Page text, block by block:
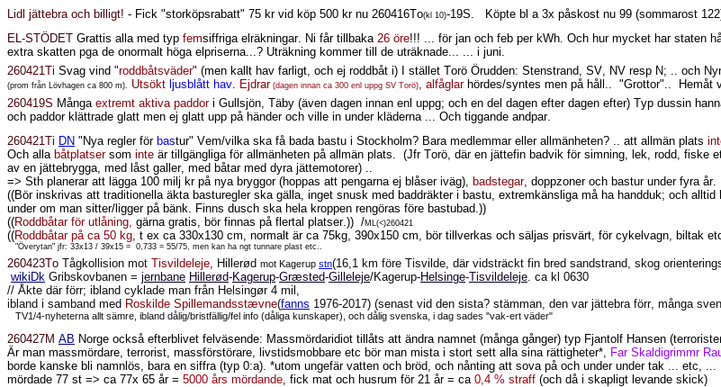
Lidl jättebra och billigt! - Fick "storköpsrabatt" 75 kr vid köp 500 kr nu 260416To(kl 10)-19S. Köpte bl a 3x påskost nu 99 (sommarost
EL-STÖDET Grattis alla med typ femsiffriga elräkningar. Ni får tillbaka 26 öre!!! ... för jan och feb per kWh. Och hur mycket har staten
extra skatten pga de onormalt höga elpriserna...? Uträkning kommer till de uträknade... ... i juni.
260421Ti Svag vind "roddbåtsväder" (men kallt hav farligt, och ej roddbåt i) I stället Torö Örudden: Stenstrand, SV, NV resp N; .. och
(prom från Lövhagen ca 800 m). Utsökt ljusblått hav. Ejdrar(dagen innan ca 300 enl uppg SV Torö), alfåglarhördes/syntes men på håll.. "Grottor"..
Hemåt
260419S Många extremt aktiva paddori Gullsjön, Täby (även dagen innan enl uppg; och en del dagen efter dagen efter) Typ dussin
och paddor klättrade glatt men ej glatt upp på händer och ville in under kläderna ... Och tiggande andpar.
260421Ti DN "Nya regler för bastur" Vem/vilka ska få bada bastu i Stockholm? Bara medlemmar eller allmänheten? .. att allmän plats
Och alla båtplatsersom inte är tillgängliga för allmänheten på allmän plats. (Jfr Torö, där en jättefin badvik för simning, lek, rodd, fiske
av en jättebrygga, med låst galler, med båtar med dyra jättemotorer) ..
=> Sth planerar att lägga 100 milj kr på nya bryggor (hoppas att pengarna ej blåser iväg), badstegar, doppzoner och bastur under fyra år.
((Bör inskrivas att traditionella äkta basturegler ska gälla, inget snusk med baddräkter i bastu, extremkänsliga må ha handduk; och alltid
under om man sitter/ligger på bänk. Finns dusch ska hela kroppen rengöras före bastubad.))
((Roddbåtar för utlåning, gärna gratis, bör finnas på flertal platser.)) /ML(<)260421
((Roddbåtar på ca 50 kg, t ex ca 330x130 cm, normalt är ca 75kg, 390x150 cm, bör tillverkas och säljas prisvärt, för cykelvagn, biltak
"Överytan" jfr: 33x13 / 39x15 = 0,733 = 55/75, men kan ha ngt tunnare plast etc..
260423To Tågkollision mot Tisvildeleje, Hillerød mot Kagerup stn(16,1 km före Tisvilde, där vidsträckt fin bred sandstrand, skog
wikiDk Gribskovbanen = jernbane Hillerød-Kagerup-Græsted-Gilleleje/Kagerup-Helsinge-Tisvildeleje. ca kl 0630
// Åkte där förr; ibland cyklade man från Helsingør 4 mil,
ibland i samband med Roskilde Spillemandsstævne(fanns 1976-2017) (senast vid den sista? stämman, den var jättebra förr, många
TV1/4-nyheterna allt sämre, ibland dålig/bristfällig/fel info (dåliga kunskaper), och dålig svenska, i dag sades "vak-ert väder"
260427M AB Norge också efterblivet felväsende: Massmördaridiot tillåts att ändra namnet (många gånger) typ Fjantolf Hansen
Är man massmördare, terrorist, massförstörare, livstidsmobbare etc bör man mista i stort sett alla sina rättigheter*, Far Skaldigrimmr
borde kanske bli namnlös, bara en siffra (typ 0:a). *utom ungefär vatten och bröd, och nånting att sova på och under under tak ... etc, ...
mördade 77 st => ca 77x 65 år = 5000 års mördande, fick mat och husrum för 21 år = ca0,4 % straff (och då i skapligt levande skick)